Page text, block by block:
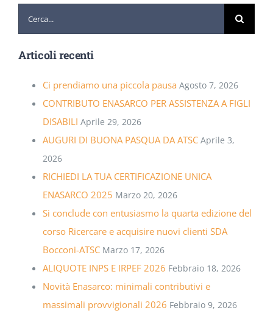
Articoli recenti
Ci prendiamo una piccola pausa Agosto 7, 2026
CONTRIBUTO ENASARCO PER ASSISTENZA A FIGLI
DISABILI Aprile 29, 2026
AUGURI DI BUONA PASQUA DA ATSC Aprile 3,
2026
RICHIEDI LA TUA CERTIFICAZIONE UNICA
ENASARCO 2025 Marzo 20, 2026
Si conclude con entusiasmo la quarta edizione del
corso Ricercare e acquisire nuovi clienti SDA
Bocconi-ATSC Marzo 17, 2026
ALIQUOTE INPS E IRPEF 2026 Febbraio 18, 2026
Novità Enasarco: minimali contributivi e
massimali provvigionali 2026 Febbraio 9, 2026